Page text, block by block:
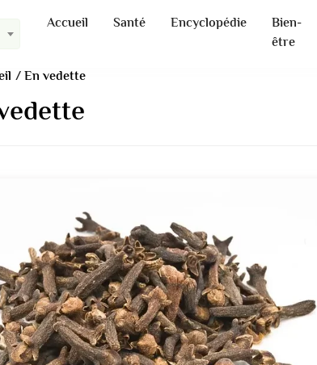
Accueil Santé Encyclopédie
Bien-
être
En vedette